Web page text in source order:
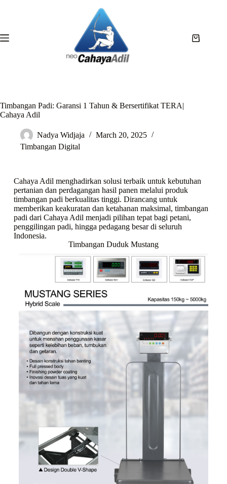
Timbangan Padi: Garansi 1 Tahun & Bersertifikat TERA|
Cahaya Adil
Nadya Widjaja
March 20, 2025
Timbangan Digital
Cahaya Adil menghadirkan solusi terbaik untuk kebutuhan
pertanian dan perdagangan hasil panen melalui produk
timbangan padi berkualitas tinggi. Dirancang untuk
memberikan keakuratan dan ketahanan maksimal, timbangan
padi dari Cahaya Adil menjadi pilihan tepat bagi petani,
penggilingan padi, hingga pedagang besar di seluruh
Indonesia.
Timbangan Duduk Mustang